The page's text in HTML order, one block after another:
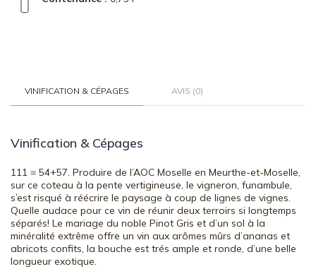
VINIFICATION & CÉPAGES AVIS (0)
Vinification & Cépages
111 = 54+57. Produire de l’AOC Moselle en Meurthe-et-Moselle,
sur ce coteau à la pente vertigineuse, le vigneron, funambule,
s’est risqué à réécrire le paysage à coup de lignes de vignes.
Quelle audace pour ce vin de réunir deux terroirs si longtemps
séparés! Le mariage du noble Pinot Gris et d’un sol à la
minéralité extrême offre un vin aux arômes mûrs d’ananas et
abricots confits, la bouche est trés ample et ronde, d’une belle
longueur exotique.